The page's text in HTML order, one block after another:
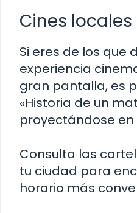
Cines locales
Si eres de los que
experiencia
gran pantalla, es
«Historia de un
proyectándose en
Consulta las
tu ciudad para
horario más